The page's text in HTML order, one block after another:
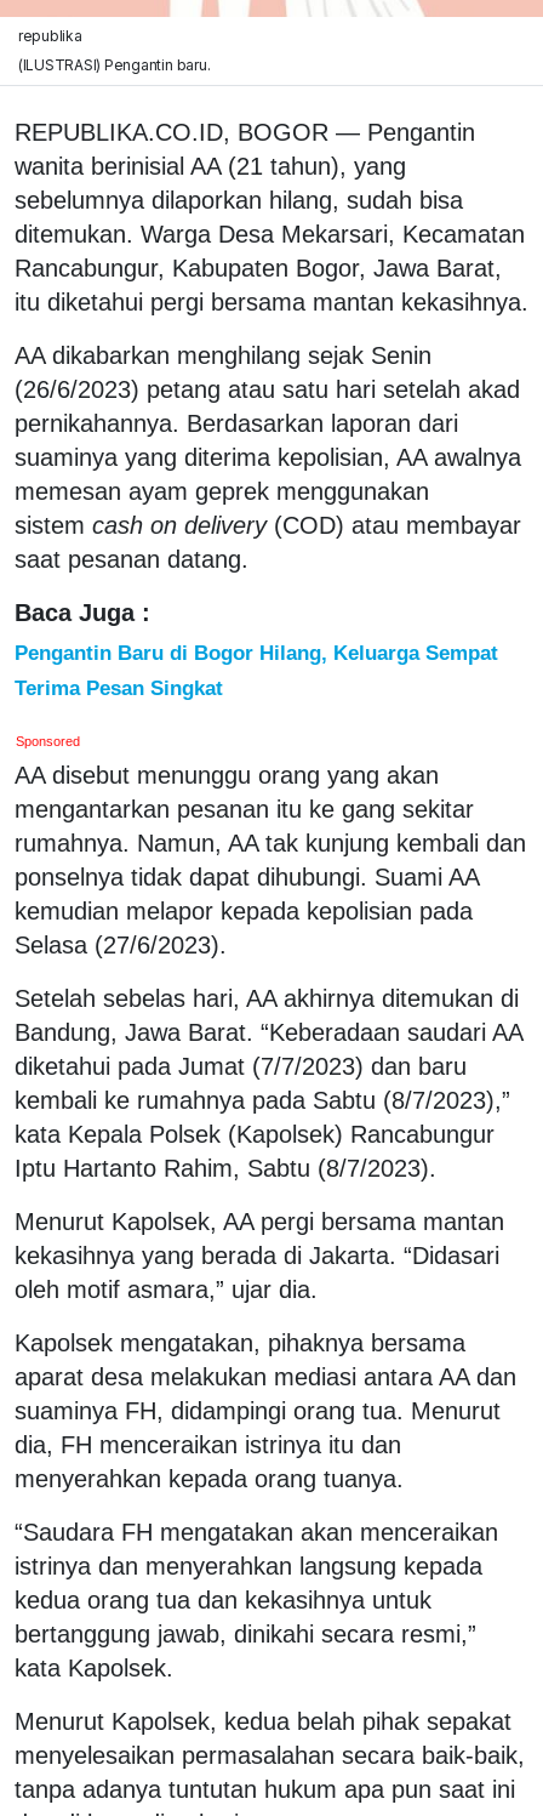
republika
(ILUSTRASI) Pengantin baru.
REPUBLIKA.CO.ID, BOGOR — Pengantin
wanita berinisial AA (21 tahun), yang
sebelumnya dilaporkan hilang, sudah bisa
ditemukan. Warga Desa Mekarsari, Kecamatan
Rancabungur, Kabupaten Bogor, Jawa Barat,
itu diketahui pergi bersama mantan kekasihnya.
AA dikabarkan menghilang sejak Senin
(26/6/2023) petang atau satu hari setelah akad
pernikahannya. Berdasarkan laporan dari
suaminya yang diterima kepolisian, AA awalnya
memesan ayam geprek menggunakan
sistem cash on delivery (COD) atau membayar
saat pesanan datang.
Baca Juga :
Pengantin Baru di Bogor Hilang, Keluarga Sempat
Terima Pesan Singkat
Sponsored
AA disebut menunggu orang yang akan
mengantarkan pesanan itu ke gang sekitar
rumahnya. Namun, AA tak kunjung kembali dan
ponselnya tidak dapat dihubungi. Suami AA
kemudian melapor kepada kepolisian pada
Selasa (27/6/2023).
Setelah sebelas hari, AA akhirnya ditemukan di
Bandung, Jawa Barat. “Keberadaan saudari AA
diketahui pada Jumat (7/7/2023) dan baru
kembali ke rumahnya pada Sabtu (8/7/2023),”
kata Kepala Polsek (Kapolsek) Rancabungur
Iptu Hartanto Rahim, Sabtu (8/7/2023).
Menurut Kapolsek, AA pergi bersama mantan
kekasihnya yang berada di Jakarta. “Didasari
oleh motif asmara,” ujar dia.
Kapolsek mengatakan, pihaknya bersama
aparat desa melakukan mediasi antara AA dan
suaminya FH, didampingi orang tua. Menurut
dia, FH menceraikan istrinya itu dan
menyerahkan kepada orang tuanya.
“Saudara FH mengatakan akan menceraikan
istrinya dan menyerahkan langsung kepada
kedua orang tua dan kekasihnya untuk
bertanggung jawab, dinikahi secara resmi,”
kata Kapolsek.
Menurut Kapolsek, kedua belah pihak sepakat
menyelesaikan permasalahan secara baik-baik,
tanpa adanya tuntutan hukum apa pun saat ini